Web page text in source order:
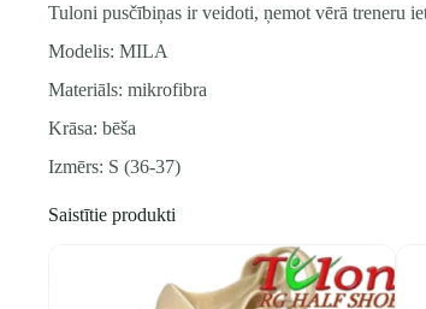
Tuloni pusčībiņas ir veidoti, ņemot vērā treneru
Modelis: MILA
Materiāls: mikrofibra
Krāsa: bēša
Izmērs: S (36-37)
Saistītie produkti